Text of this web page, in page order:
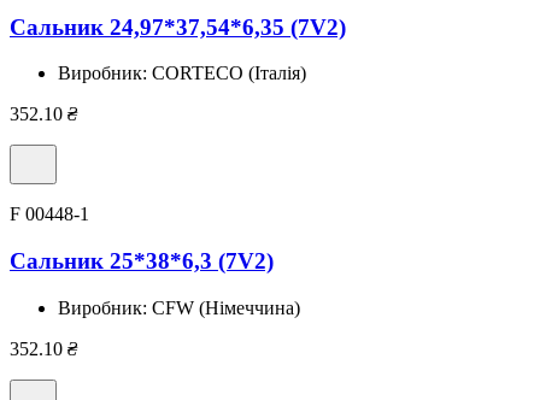
Сальник 24,97*37,54*6,35 (7V2)
Виробник: CORTECO (Італія)
352.10 ₴
F 00448-1
Сальник 25*38*6,3 (7V2)
Виробник: CFW (Німеччина)
352.10 ₴